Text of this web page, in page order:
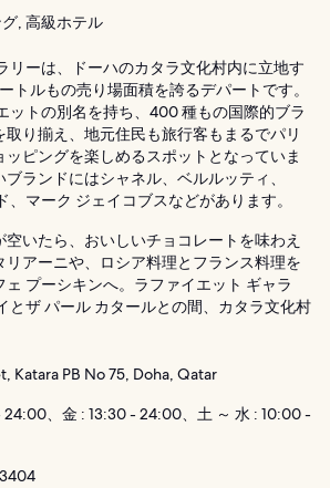
, 高級ホテル
リーは、ドーハのカタラ文化村内に立地す
トルもの売り場面積を誇るデパートです。
ットの別名を持ち、400 種もの国際的ブラ
取り揃え、地元住民も旅行客もまるでパリ
ピングを楽しめるスポットとなっていま
ランドにはシャネル、ベルルッティ、
、マーク ジェイコブスなどがあります。
いたら、おいしいチョコレートを味わえ
リアーニや、ロシア料理とフランス料理を
プーシキンへ。ラファイエット ギャラ
とザ パール カタールとの間、カタラ文化村
Katara PB No 75, Doha, Qatar
24:00、金 : 13:30 - 24:00、土 ～ 水 : 10:00 -